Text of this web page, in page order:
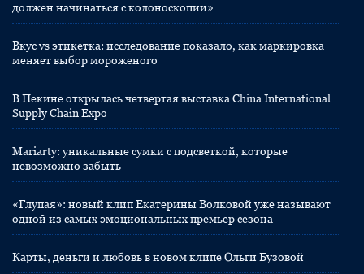
должен начинаться с колоноскопии»
Вкус vs этикетка: исследование показало, как маркировка
меняет выбор мороженого
В Пекине открылась четвертая выставка China International
Supply Chain Expo
Mariarty: уникальные сумки с подсветкой, которые
невозможно забыть
«Глупая»: новый клип Екатерины Волковой уже называют
одной из самых эмоциональных премьер сезона
Карты, деньги и любовь в новом клипе Ольги Бузовой